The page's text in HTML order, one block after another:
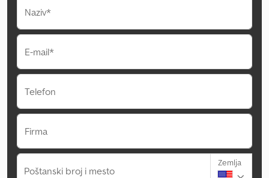
Naziv*
E-mail*
Telefon
Firma
Poštanski broj i mesto
Zemlja